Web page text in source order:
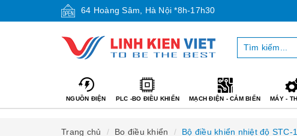
64 Hoàng Sâm, Hà Nội *8h-17h30
NGUỒN ĐIỆN PLC -BO ĐIỀU KHIỂN MẠCH ĐIỆN - CẢM BIẾN MÁY -
Trang chủ Bo điều khiển Bộ điều khiển nhiệt độ